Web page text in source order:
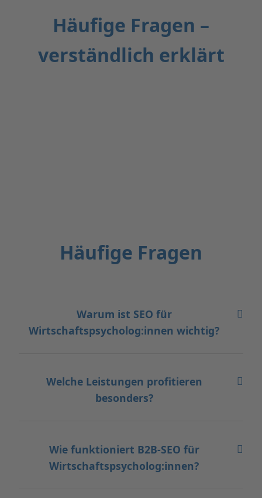
Häufige Fragen –
verständlich erklärt
Häufige Fragen
Warum ist SEO für
Wirtschaftspsycholog:innen wichtig?
Welche Leistungen profitieren
besonders?
Wie funktioniert B2B-SEO für
Wirtschaftspsycholog:innen?